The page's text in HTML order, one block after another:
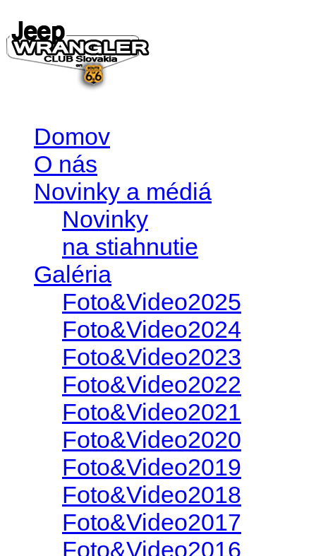
Domov
O nás
Novinky a médiá
Novinky
na stiahnutie
Galéria
Foto&Video2025
Foto&Video2024
Foto&Video2023
Foto&Video2022
Foto&Video2021
Foto&Video2020
Foto&Video2019
Foto&Video2018
Foto&Video2017
Foto&Video2016